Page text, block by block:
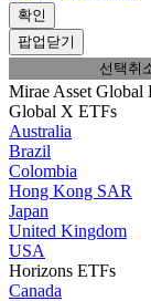
확인
팝업닫기
선택취
Mirae Asset Global
Global X ETFs
Australia
Brazil
Colombia
Hong Kong SAR
Japan
United Kingdom
USA
Horizons ETFs
Canada